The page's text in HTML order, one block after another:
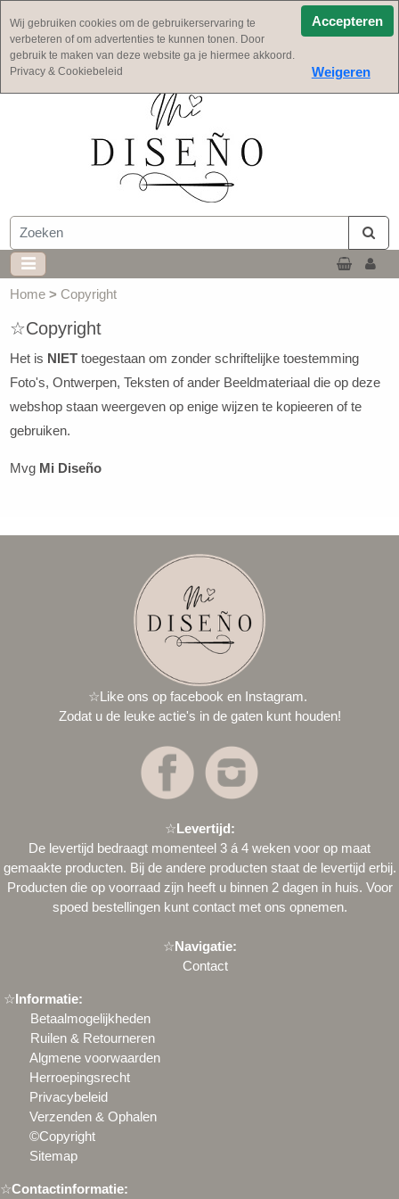
Goede service.
Veilig en eenvoudig betalen.
Gratis verzending vanaf €125,- ( NL)
Home> Copyright
☆Copyright
Het is NIETtoegestaan om zonder schriftelijke toestemming
Foto's, Ontwerpen, Teksten of ander Beeldmateriaal die op deze
webshop staan weergeven op enige wijzen te kopieeren of te
gebruiken.
Mvg Mi Diseño
☆Like ons op facebook en Instagram.
Zodat u de leuke actie's in de gaten kunt houden!
☆Levertijd:
De levertijd bedraagt momenteel 3 á 4 weken voor op maat
gemaakte producten. Bij de andere producten staat de levertijd erbij.
Producten die op voorraad zijn heeft u binnen 2 dagen in huis. Voor
spoed bestellingen kunt contactmet ons opnemen.
☆Navigatie:
Contact
☆Informatie:
Betaalmogelijkheden
Ruilen & Retourneren
Algmene voorwaarden
Herroepingsrecht
Privacybeleid
Verzenden & Ophalen
©Copyright
Sitemap
☆Contactinformatie:
Wij gebruiken cookies om de gebruikerservaring te
verbeteren of om advertenties te kunnen tonen. Door
gebruik te maken van deze website ga je hiermee akkoord.
Privacy & Cookiebeleid
Accepteren
Weigeren